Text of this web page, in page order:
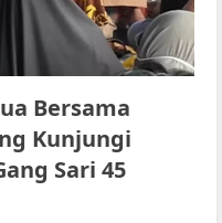
Bersama
Kunjungi
Sari 45